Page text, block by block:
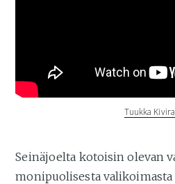
Tuukka
Seinäjoelta kotoisin olevan
monipuolisesta